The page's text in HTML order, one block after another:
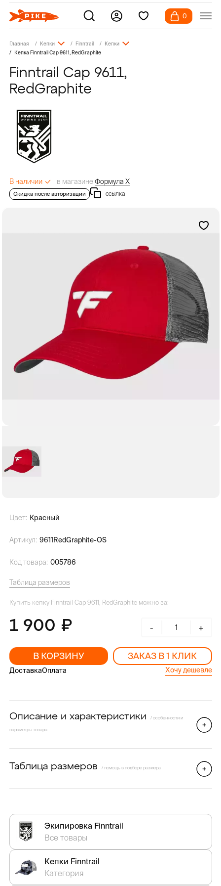
0
Главная Кепки Finntrail
Кепки
Кепка Finntrail Cap 9611, RedGraphite
Finntrail Cap 9611,
RedGraphite
В наличии в магазинеФормула Х
ссылка
Скидка после авторизации
Цвет: Красный
Артикул: 9611RedGraphite-OS
Код товара: 005786
Таблица размеров
Купить кепку Finntrail Cap 9611, RedGraphite можно за:
1 900 - +
В КОРЗИНУ ЗАКАЗ В 1 КЛИК
ДоставкаОплата Хочу дешевле
Описание и характеристики / особенности и
параметры товара
Таблица размеров / помощь в подборе размера
Экипировка Finntrail
Все товары
Кепки Finntrail
Категория